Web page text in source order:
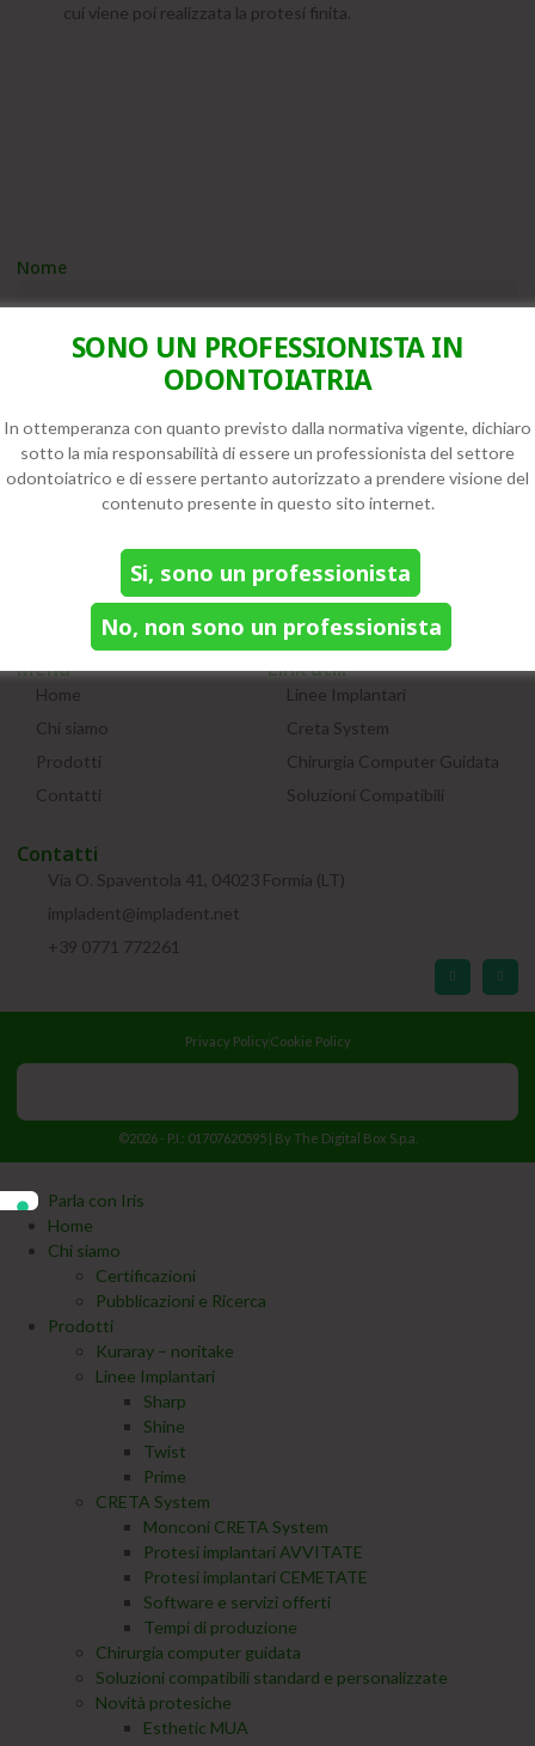
cui viene poi realizzata la protesi finita.
Nome
(Obbligatorio)
Impladent Italia
Ricerca, innovazione e qualità certificata per risultati sicuri e
affidabili.
Menu
Home
Chi siamo
Prodotti
Contatti
Link utili
Linee Implantari
Creta System
Chirurgia Computer Guidata
Soluzioni Compatibili
Contatti
Via O. Spaventola 41, 04023 Formia (LT)
impladent@impladent.net
+39 0771 772261
Privacy Policy Cookie Policy
©2026 - P.I.: 01707620595 | By The Digital Box S.p.a.
Parla con Iris
Home
Chi siamo
Certificazioni
Pubblicazioni e Ricerca
Prodotti
Kuraray – noritake
Linee Implantari
Sharp
Shine
Twist
Prime
CRETA System
Monconi CRETA System
Protesi implantari AVVITATE
Protesi implantari CEMETATE
Software e servizi offerti
Tempi di produzione
Chirurgia computer guidata
Soluzioni compatibili standard e personalizzate
Novità protesiche
Esthetic MUA
SONO UN PROFESSIONISTA IN
ODONTOIATRIA
In ottemperanza con quanto previsto dalla normativa vigente, dichiaro
sotto la mia responsabilità di essere un professionista del settore
odontoiatrico e di essere pertanto autorizzato a prendere visione del
contenuto presente in questo sito internet.
Si, sono un professionista
No, non sono un professionista